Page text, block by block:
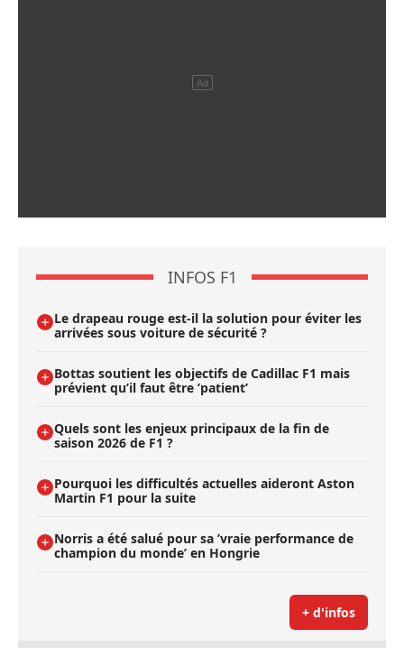
INFOS F1
Le drapeau rouge est-il la solution pour éviter les
arrivées sous voiture de sécurité ?
Bottas soutient les objectifs de Cadillac F1 mais
prévient qu’il faut être ’patient’
Quels sont les enjeux principaux de la fin de
saison 2026 de F1 ?
Pourquoi les difficultés actuelles aideront Aston
Martin F1 pour la suite
Norris a été salué pour sa ’vraie performance de
champion du monde’ en Hongrie
+ d'infos